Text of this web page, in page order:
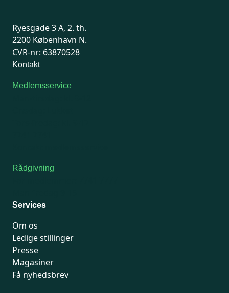
Ryesgade 3 A, 2. th.
2200 København N.
CVR-nr: 63870528
Kontakt
Medlemsservice
Rådgivning
Services
Om os
Ledige stillinger
Presse
Magasiner
Få nyhedsbrev